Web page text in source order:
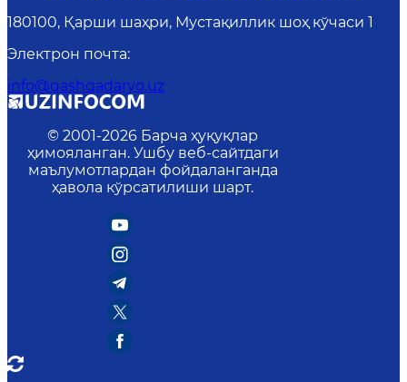
180100, Қарши шаҳри, Мустақиллик шоҳ кўчаси 1
Электрон почта:
info@qashqadaryo.uz
© 2001-2026 Барча ҳуқуқлар
ҳимояланган. Ушбу веб-сайтдаги
маълумотлардан фойдаланганда
ҳавола кўрсатилиши шарт.